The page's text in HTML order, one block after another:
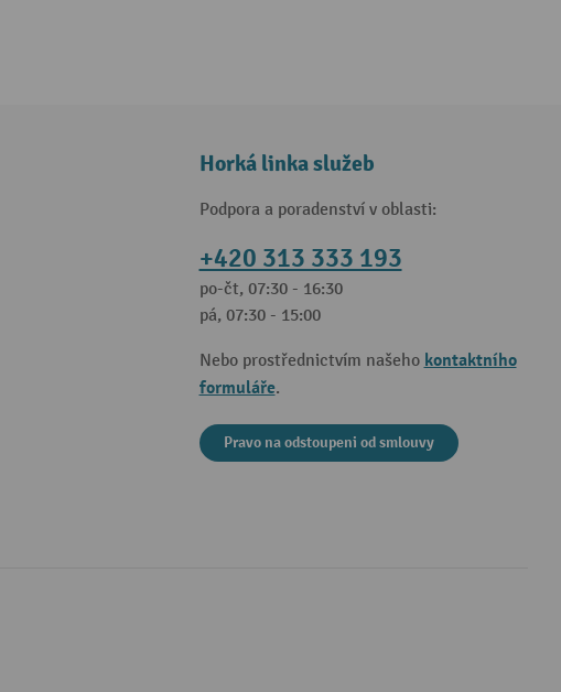
Horká linka služeb
Podpora a poradenství v oblasti:
+420 313 333 193
po-čt, 07:30 - 16:30
pá, 07:30 - 15:00
Nebo prostřednictvím našeho kontaktního
formuláře.
Pravo na odstoupeni od smlouvy